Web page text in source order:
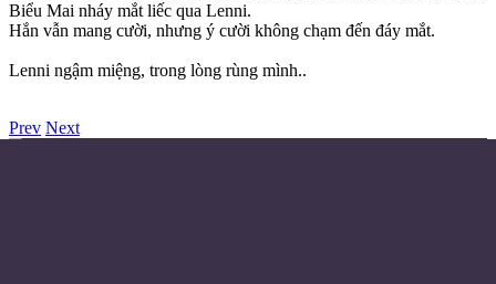
Biểu Mai nháy mắt liếc qua Lenni.
Hắn vẫn mang cười, nhưng ý cười không chạm đến đáy mắt.
Lenni ngậm miệng, trong lòng rùng mình..
Prev Next